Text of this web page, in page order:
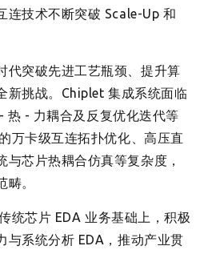
连技术不断突破 Scale-Up 和
代突破先进工艺瓶颈、提升算
新挑战。Chiplet 集成系统面临
热 - 力耦合及反复优化迭代等
万卡级互连拓扑优化、高压直
芯片热耦合仿真等复杂度，
。
统芯片 EDA 业务基础上，积极
与系统分析 EDA，推动产业贯